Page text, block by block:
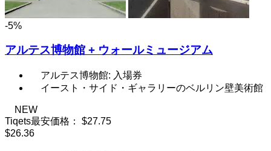
-5%
アルテス博物館 + ウォールミュージアム
アルテス博物館: 入場券
イースト・サイド・ギャラリーのベルリン壁美術館
NEW
Tiqets最安価格：
$27.75
$26.36